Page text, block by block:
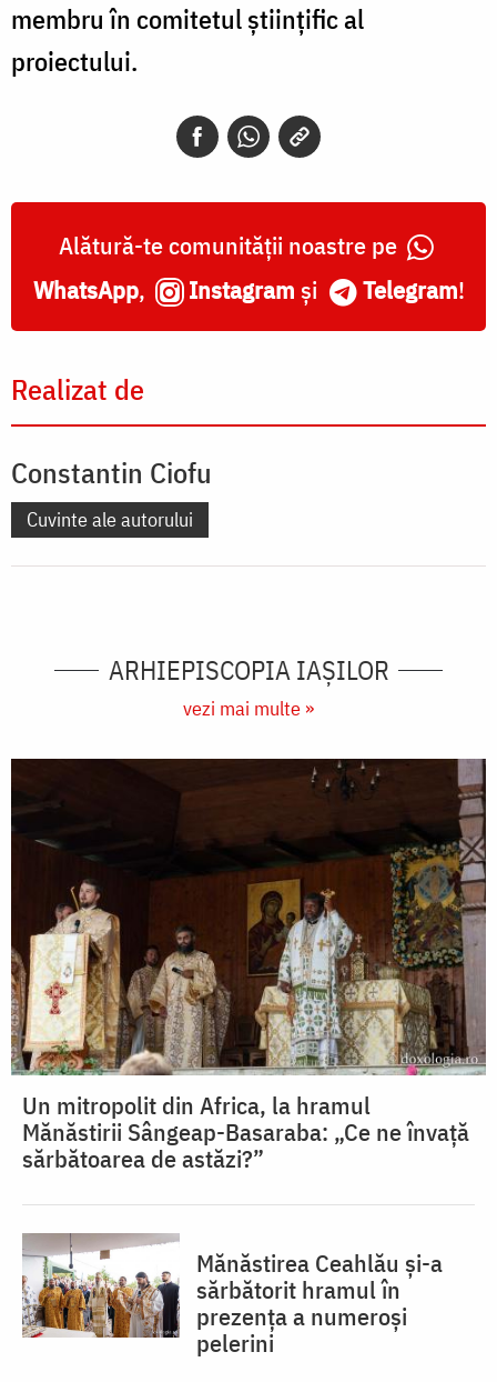
membru în comitetul ştiinţific al
proiectului.
Alătură-te comunității noastre pe
WhatsApp, Instagram și Telegram!
Realizat de
Constantin Ciofu
Cuvinte ale autorului
ARHIEPISCOPIA IAŞILOR
vezi mai multe »
Un mitropolit din Africa, la hramul
Mănăstirii Sângeap-Basaraba: „Ce ne învață
sărbătoarea de astăzi?”
Mănăstirea Ceahlău și-a
sărbătorit hramul în
prezența a numeroși
pelerini